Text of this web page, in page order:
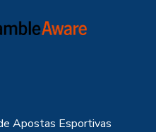
Apostas Esportivas